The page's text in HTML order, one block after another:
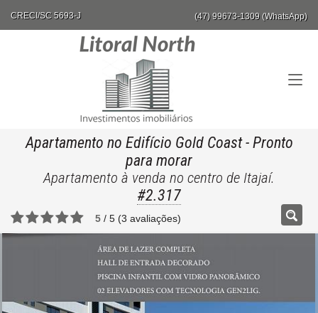
CRECI/SC 5693-J (47) 99673-1309 (WhatsApp)
Apartamento no Edifício Gold Coast- Pronto
para morar
Apartamento à venda no centro de Itajaí.
#2.317
5 / 5 (3 avaliações)